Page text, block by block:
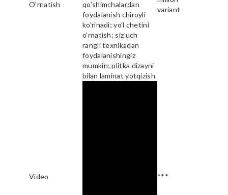
O'rnatish
qo'shimchalardan
foydalanish chiroyli
ko'rinadi; yo'l chetini
o'rnatish; siz uch
rangli texnikadan
foydalanishingiz
mumkin; plitka dizayni
bilan laminat yotqizish.
variant
Video ***